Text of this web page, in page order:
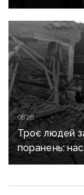
загиблого
08:28
Троє людей
поранень: